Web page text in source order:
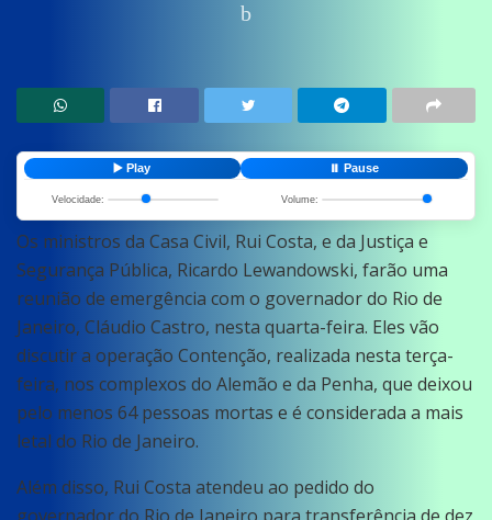
▶️ Play ⏸️ Pause
Velocidade: Volume:
Os ministros da Casa Civil, Rui Costa, e da Justiça e
Segurança Pública, Ricardo Lewandowski, farão uma
reunião de emergência com o governador do Rio de
Janeiro, Cláudio Castro, nesta quarta-feira. Eles vão
discutir a operação Contenção, realizada nesta terça-
feira, nos complexos do Alemão e da Penha, que deixou
pelo menos 64 pessoas mortas e é considerada a mais
letal do Rio de Janeiro.
Além disso, Rui Costa atendeu ao pedido do